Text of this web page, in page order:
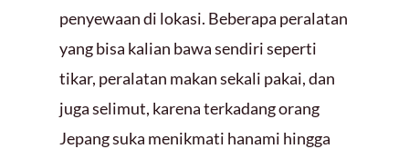
penyewaan di lokasi. Beberapa peralatan
yang bisa kalian bawa sendiri seperti
tikar, peralatan makan sekali pakai, dan
juga selimut, karena terkadang orang
Jepang suka menikmati hanami hingga